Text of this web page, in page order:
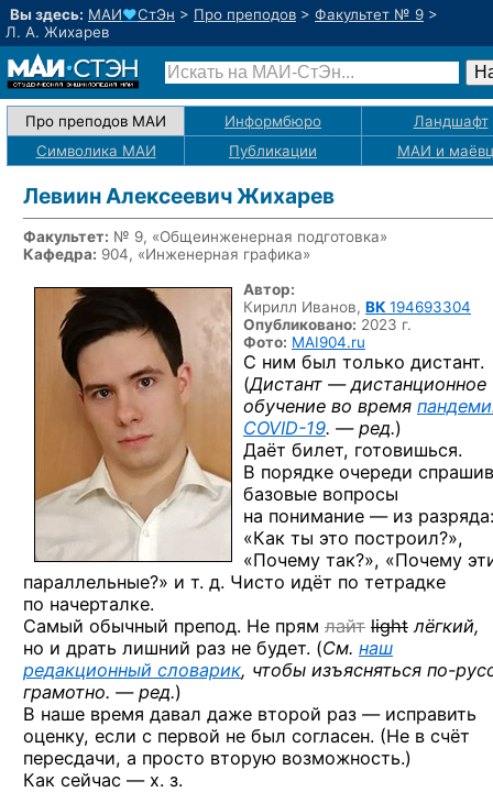
Вы здесь: МАИ♥СтЭн > Про преподов > Факультет № 9 >
Л. А. Жихарев
Про преподов МАИ Информбюро
Ландшафт
Символика МАИ
Публикации МАИ и
Левиин Алексеевич Жихарев
Факультет: № 9, «Общеинженерная подготовка»
Кафедра: 904, «Инженерная графика»
Автор:
Кирилл Иванов, ВК 194693304
Опубликовано: 2023 г.
Фото: MAI904.ru
С ним был только дистант.
(Дистант — дистанционное
обучение во время
COVID-19. — ред.)
Даёт билет, готовишься.
В порядке очереди
базовые вопросы
на понимание — из разряда:
«Как ты это построил?»,
«Почему так?», «Почему
параллельные?» и т. д. Чисто идёт по тетрадке
по начерталке.
Самый обычный препод. Не прям лайт light лёгкий,
но и драть лишний раз не будет. (См. наш
редакционный словарик, чтобы изъясняться по-
грамотно. — ред.)
В наше время давал даже второй раз — исправить
оценку, если с первой не был согласен. (Не в счёт
пересдачи, а просто вторую возможность.)
Как сейчас — х. з.